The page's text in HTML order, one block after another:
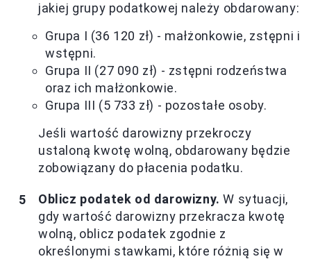
jakiej grupy podatkowej należy obdarowany:
Grupa I (36 120 zł) - małżonkowie, zstępni i
wstępni.
Grupa II (27 090 zł) - zstępni rodzeństwa
oraz ich małżonkowie.
Grupa III (5 733 zł) - pozostałe osoby.
Jeśli wartość darowizny przekroczy
ustaloną kwotę wolną, obdarowany będzie
zobowiązany do płacenia podatku.
Oblicz podatek od darowizny. W sytuacji,
gdy wartość darowizny przekracza kwotę
wolną, oblicz podatek zgodnie z
określonymi stawkami, które różnią się w